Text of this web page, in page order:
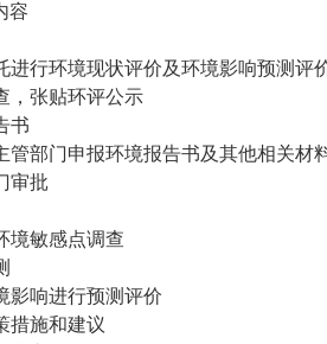
容
进行环境现状评价及环境影响预测评
，张贴环评公示
书
管部门申报环境报告书及其他相关材
审批
境敏感点调查
影响进行预测评价
措施和建议